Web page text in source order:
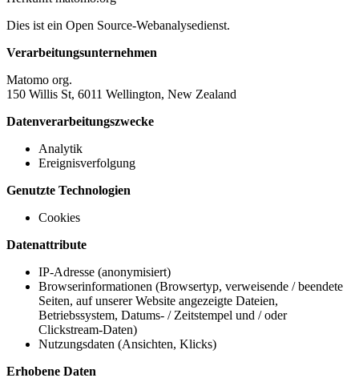
Dies ist ein Open Source-Webanalysedienst.
Verarbeitungsunternehmen
Matomo org.
150 Willis St, 6011 Wellington, New Zealand
Datenverarbeitungszwecke
Analytik
Ereignisverfolgung
Genutzte Technologien
Cookies
Datenattribute
IP-Adresse (anonymisiert)
Browserinformationen (Browsertyp, verweisende / beendete
Seiten, auf unserer Website angezeigte Dateien,
Betriebssystem, Datums- / Zeitstempel und / oder
Clickstream-Daten)
Nutzungsdaten (Ansichten, Klicks)
Erhobene Daten